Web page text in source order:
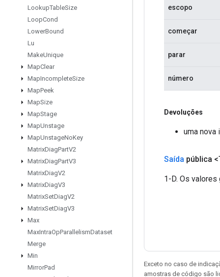
LookupTableSize
LoopCond
LowerBound
Lu
MakeUnique
MapClear
MapIncompleteSize
MapPeek
MapSize
MapStage
MapUnstage
MapUnstageNoKey
MatrixDiagPartV2
MatrixDiagPartV3
MatrixDiagV2
MatrixDiagV3
MatrixSetDiagV2
MatrixSetDiagV3
Max
MaxIntraOpParallelismDataset
Merge
Min
MirrorPad
escopo
começar
parar
número
Devoluções
uma nova
Saída pública
1-D. Os valores
Exceto no caso de
amostras de código são